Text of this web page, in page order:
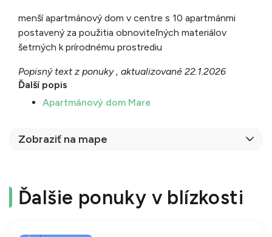
menší apartmánový dom v centre s 10 apartmánmi
postavený za použitia obnoviteľných materiálov
šetrných k prírodnému prostrediu
Popisný text z ponuky , aktualizované 22.1.2026
Ďalší popis
Apartmánový dom Mare
Zobraziť na mape
Ďalšie ponuky v blízkosti